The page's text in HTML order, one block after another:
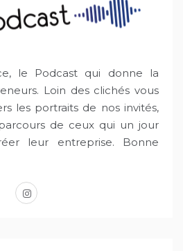
le Podcast qui donne la
Loin des clichés vous
les portraits de nos invités,
de ceux qui un jour
leur entreprise. Bonne
instagram